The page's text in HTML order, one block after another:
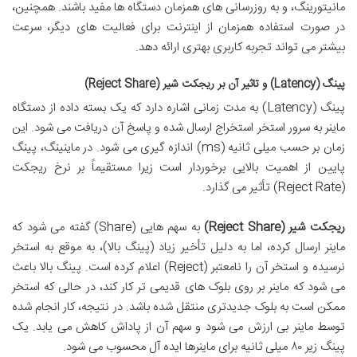
مانیتورینگ، و به روزرسانی های همزمان دستگاه ها مفید باشند. همچنین،
در صورت استفاده همزمان از اینترنت برای فعالیت های دیگر، سرعت
بیشتر می تواند تجربه کاربری بهتری ارائه دهد.
پینگ (Latency) و تاثیر آن بر ریجکت شیر (Reject Share)
پینگ (Latency) به مدت زمانی اشاره دارد که یک بسته داده از دستگاه
ماینر به سرور استخر استخراج ارسال شده و پاسخ آن دریافت می شود. این
زمان بر حسب میلی ثانیه (ms) اندازه گیری می شود. در ماینینگ، پینگ
پایین از اهمیت بالایی برخوردار است زیرا مستقیماً بر نرخ ریجکت
(Reject Rate) تأثیر می گذارد.
ریجکت شیر (Reject Share)
به سهم هایی (Share) گفته می شود که
ماینر ارسال کرده، اما به دلیل تأخیر زیاد (پینگ بالا)، به موقع به استخر
نرسیده و استخر آن را نامعتبر (Reject) اعلام کرده است. پینگ بالا باعث
می شود که ماینر بر روی بلوک های قدیمی تر کار کند، در حالی که استخر
ممکن است به بلوک جدیدتری منتقل شده باشد. در نتیجه، کار انجام شده
توسط ماینر بی ارزش می شود و سهم آن از پاداش کاهش می یابد. یک
پینگ زیر ۸۰ میلی ثانیه برای ماینرها ایده آل محسوب می شود.